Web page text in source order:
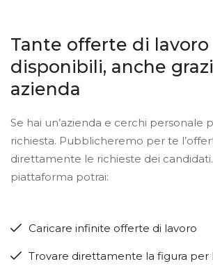
Tante offerte di lavoro
disponibili, anche
azienda
Se hai un’azienda e cerchi personale
richiesta. Pubblicheremo per te
direttamente le richieste dei
piattaforma potrai:
Caricare infinite offerte di lavoro
Trovare direttamente la figura per